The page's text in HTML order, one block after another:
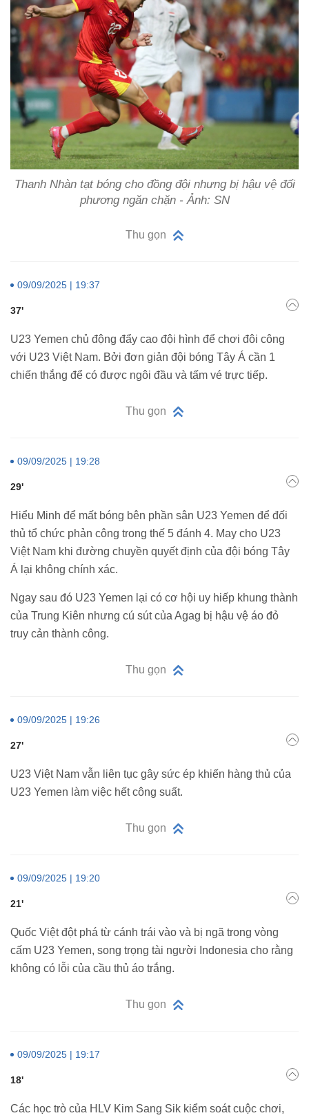
Thanh Nhàn tạt bóng cho đồng đội nhưng bị hậu vệ đối
phương ngăn chặn - Ảnh: SN
Thu gọn
09/09/2025 | 19:37
37'
U23 Yemen chủ động đẩy cao đội hình để chơi đôi công
với U23 Việt Nam. Bởi đơn giản đội bóng Tây Á cần 1
chiến thắng để có được ngôi đầu và tấm vé trực tiếp.
Thu gọn
09/09/2025 | 19:28
29'
Hiểu Minh để mất bóng bên phần sân U23 Yemen để đối
thủ tổ chức phản công trong thế 5 đánh 4. May cho U23
Việt Nam khi đường chuyền quyết định của đội bóng Tây
Á lại không chính xác.
Ngay sau đó U23 Yemen lại có cơ hội uy hiếp khung thành
của Trung Kiên nhưng cú sút của Agag bị hậu vệ áo đỏ
truy cản thành công.
Thu gọn
09/09/2025 | 19:26
27'
U23 Việt Nam vẫn liên tục gây sức ép khiến hàng thủ của
U23 Yemen làm việc hết công suất.
Thu gọn
09/09/2025 | 19:20
21'
Quốc Việt đột phá từ cánh trái vào và bị ngã trong vòng
cấm U23 Yemen, song trọng tài người Indonesia cho rằng
không có lỗi của cầu thủ áo trắng.
Thu gọn
09/09/2025 | 19:17
18'
Các học trò của HLV Kim Sang Sik kiểm soát cuộc chơi,